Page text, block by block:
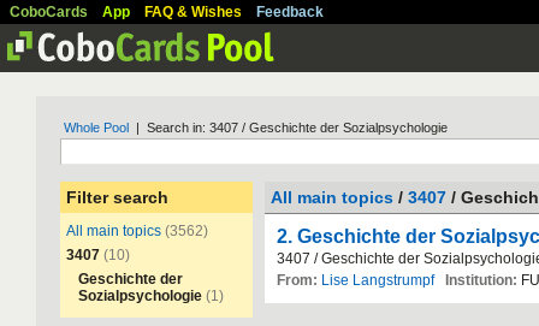
CoboCards App FAQ & Wishes Feedback
Whole Pool | Search in: 3407 / Geschichte der Sozialpsychologie
Filter search
All main topics (3562)
3407 (10)
Geschichte der
Sozialpsychologie (1)
All main topics / 3407 /
2. Geschichte der
3407 /Geschichte der
From: Lise Langstrumpf Institution: FU